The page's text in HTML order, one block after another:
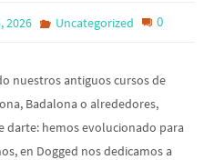
2026 Uncategorized 0
nuestros antiguos cursos de
Badalona o alrededores,
hemos evolucionado para
en Dogged nos dedicamos a